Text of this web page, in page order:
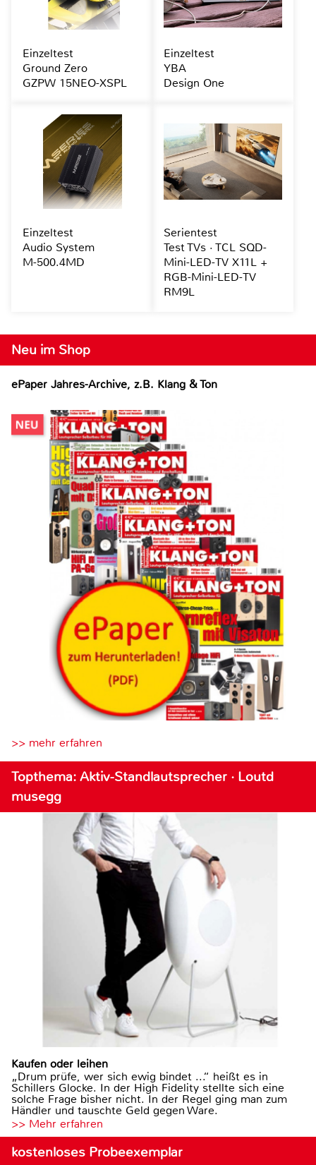
Neu im Shop
ePaper Jahres-Archive, z.B. Klang & Ton
>> mehr erfahren
Topthema: Aktiv-Standlautsprecher · Loutd
musegg
Kaufen oder leihen
„Drum prüfe, wer sich ewig bindet ...“ heißt es in
Schillers Glocke. In der High Fidelity stellte sich eine
solche Frage bisher nicht. In der Regel ging man zum
Händler und tauschte Geld gegen Ware.
>> Mehr erfahren
kostenloses Probeexemplar
Einzeltest
Ground Zero
GZPW 15NEO-XSPL
Einzeltest
YBA
Design One
Einzeltest
Audio System
M-500.4MD
Serientest
Test TVs · TCL SQD-
Mini-LED-TV X11L +
RGB-Mini-LED-TV
RM9L